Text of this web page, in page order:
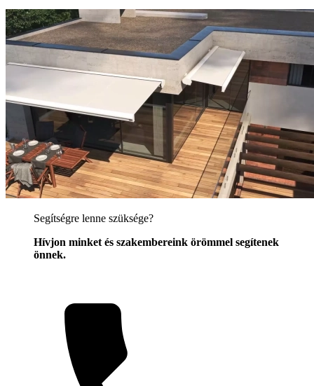
Segítségre lenne szüksége?
Hívjon minket és szakembereink örömmel segítenek
önnek.